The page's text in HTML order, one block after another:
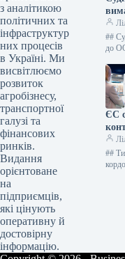
з аналітикою
політичних та
інфраструктур
них процесів
в Україні. Ми
висвітлюємо
розвиток
агробізнесу,
транспортної
галузі та
фінансових
ринків.
Видання
орієнтоване
на
підприємців,
які цінують
оперативну й
достовірну
інформацію.
##
до
ЄС
##